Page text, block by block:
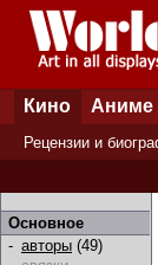
Кино Аниме
Рецензии и
Основное
- авторы (49)